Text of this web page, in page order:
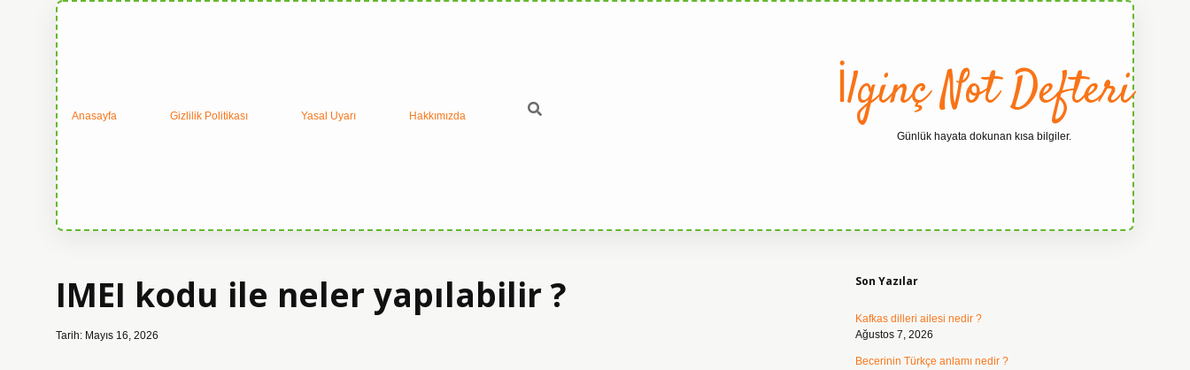
Anasayfa Gizlilik Politikası Yasal Uyarı Hakkımızda İlginç Not Defteri
Günlük hayata dokunan kısa bilgiler.
IMEI kodu ile neler yapılabilir ?
Tarih: Mayıs 16, 2026
Son Yazılar
Kafkas dilleri ailesi nedir ?
Ağustos 7, 2026
Becerinin Türkçe anlamı nedir ?